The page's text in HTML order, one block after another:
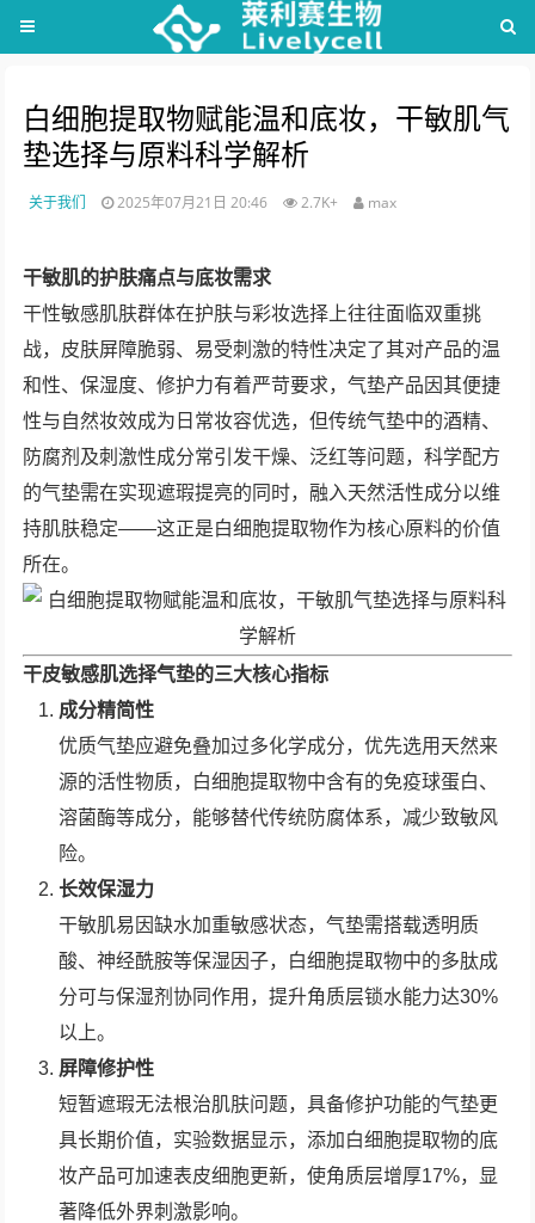
白细胞提取物赋能温和底妆，干敏肌气
垫选择与原料科学解析
关于我们 2025年07月21日 20:46 2.7K+ max
干敏肌的护肤痛点与底妆需求
干性敏感肌肤群体在护肤与彩妆选择上往往面临双重挑
战，皮肤屏障脆弱、易受刺激的特性决定了其对产品的温
和性、保湿度、修护力有着严苛要求，气垫产品因其便捷
性与自然妆效成为日常妆容优选，但传统气垫中的酒精、
防腐剂及刺激性成分常引发干燥、泛红等问题，科学配方
的气垫需在实现遮瑕提亮的同时，融入天然活性成分以维
持肌肤稳定——这正是白细胞提取物作为核心原料的价值
所在。
干皮敏感肌选择气垫的三大核心指标
成分精简性
优质气垫应避免叠加过多化学成分，优先选用天然来
源的活性物质，白细胞提取物中含有的免疫球蛋白、
溶菌酶等成分，能够替代传统防腐体系，减少致敏风
险。
长效保湿力
干敏肌易因缺水加重敏感状态，气垫需搭载透明质
酸、神经酰胺等保湿因子，白细胞提取物中的多肽成
分可与保湿剂协同作用，提升角质层锁水能力达30%
以上。
屏障修护性
短暂遮瑕无法根治肌肤问题，具备修护功能的气垫更
具长期价值，实验数据显示，添加白细胞提取物的底
妆产品可加速表皮细胞更新，使角质层增厚17%，显
著降低外界刺激影响。